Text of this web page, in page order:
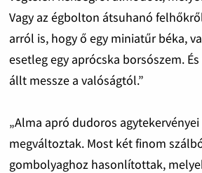
Vagy az égbolton átsuhanó
arról is, hogy ő egy miniatűr béka,
esetleg egy aprócska borsószem.
állt messze a valóságtól.”
„Alma apró dudoros
megváltoztak. Most két finom
gombolyaghoz hasonlítottak,